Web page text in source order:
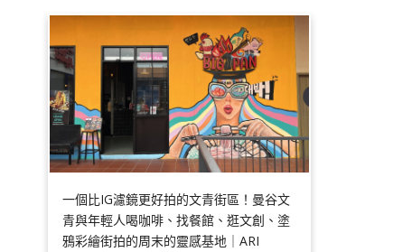
一個比IG濾鏡更好拍的文青街區！曼谷文
青與年輕人喝咖啡、找餐館、逛文創、塗
鴉彩繪街拍的周末的靈感基地｜ARI